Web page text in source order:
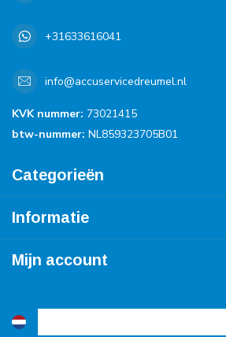
+31633616041
info@accuservicedreumel.nl
KVK nummer: 73021415
btw-nummer: NL859323705B01
Categorieën
Informatie
Mijn account